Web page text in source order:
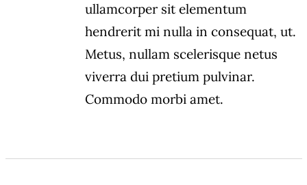
ullamcorper sit elementum
hendrerit mi nulla in consequat, ut.
Metus, nullam scelerisque netus
viverra dui pretium pulvinar.
Commodo morbi amet.